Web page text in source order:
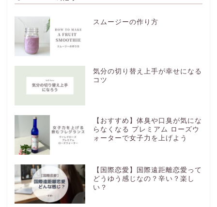
スムージーの作り方
気分の切り替え上手が幸せになる
コツ
【おすすめ】体臭や口臭が気にな
らなくなる プレミアム ローズウ
ォーターで女子力を上げよう
【国際恋愛】国際遠距離恋愛って
どうゆう感じなの？辛い？楽し
い？